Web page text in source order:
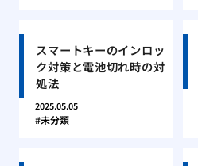
スマートキーのインロッ
ク対策と電池切れ時の対
処法
2025.05.05
未分類